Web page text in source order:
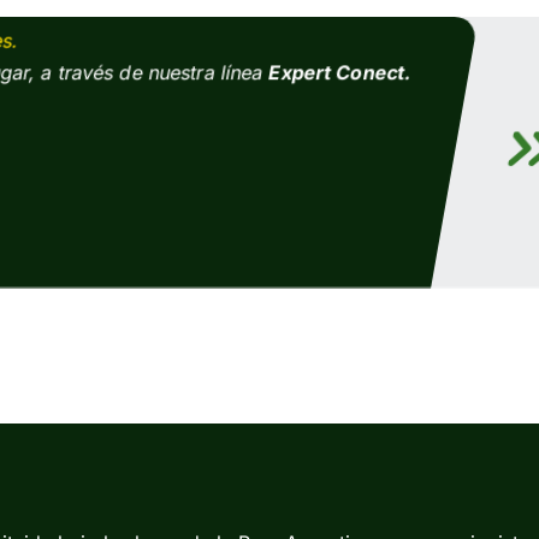
a través de nuestra líneaExpert Conect.